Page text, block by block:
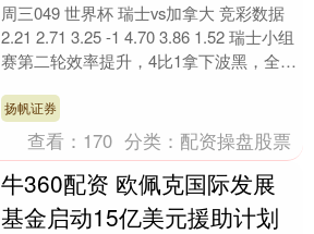
周三049 世界杯 瑞士vs加拿大 竞彩数据
2.21 2.71 3.25 -1 4.70 3.86 1.52 瑞士小组
赛第二轮效率提升，4比1拿下波黑，全场
扬帆证券
查看： 170 分类： 配资操盘股票
牛360配资 欧佩克国际发展
基金启动15亿美元援助计划